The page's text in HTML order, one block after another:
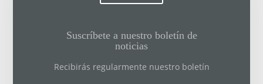
Suscríbete a nuestro boletín de
noticias
Recibirás regularmente nuestro boletín